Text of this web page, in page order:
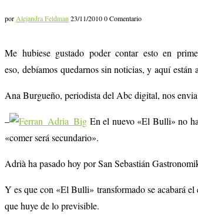
porAlejandra Feldman23/11/20100 Comentario
Me hubiese gustado poder contar esto en
eso, debíamos quedarnos sin noticias, y aquí están
Ana Burgueño, periodista del Abc digital, nos
–
En el nuevo «El Bulli» no
«comer será secundario».
Adrià ha pasado hoy por San Sebastián
Y es que con «El Bulli» transformado se acabará
que huye de lo previsible.